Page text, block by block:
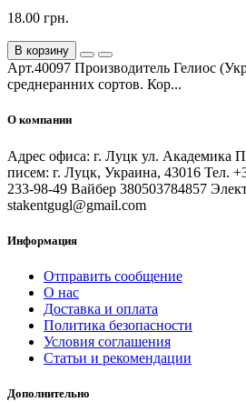
18.00 грн.
В корзину
Арт.40097 Производитель Гелиос
среднеранних сортов. Кор...
О компании
Адрес офиса: г. Луцк ул. Академика
писем: г. Луцк, Украина, 43016 Тел.
233-98-49 Вайбер 380503784857
stakentgugl@gmail.com
Информация
Отправить сообщение
О нас
Доставка и оплата
Политика безопасности
Условия соглашения
Статьи и рекомендации
Дополнительно